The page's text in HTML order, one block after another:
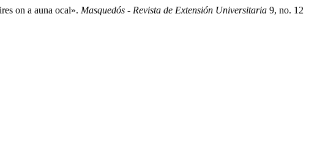
on a auna ocal». Masquedós - Revista de Extensión Universitaria 9, no. 12